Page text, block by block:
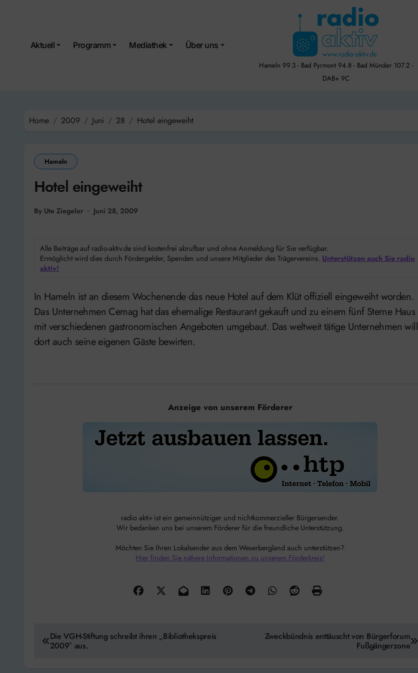
Aktuell Programm Mediathek Über uns
Hameln 99.3 - Bad Pyrmont 94.8 - Bad Münder 107.2 -
DAB+ 9C
Home 2009 Juni 28 Hotel eingeweiht
Hameln
Hotel eingeweiht
By Ute Ziegeler Juni 28, 2009
Alle Beiträge auf radio-aktiv.de sind kostenfrei abrufbar und ohne Anmeldung für Sie verfügbar.
Ermöglicht wird dies durch Fördergelder, Spenden und unsere Mitglieder des Trägervereins. Unterstützen auch Sie radio
aktiv!
In Hameln ist an diesem Wochenende das neue Hotel auf dem Klüt offiziell eingeweiht worden.
Das Unternehmen Cemag hat das ehemalige Restaurant gekauft und zu einem fünf Sterne Haus
mit verschiedenen gastronomischen Angeboten umgebaut. Das weltweit tätige Unternehmen will
dort auch seine eigenen Gäste bewirten.
Anzeige von unserem Förderer
radio aktiv ist ein gemeinnütziger und nichtkommerzieller Bürgersender.
Wir bedanken uns bei unserem Förderer für die freundliche Unterstützung.
Möchten Sie Ihren Lokalsender aus dem Weserbergland auch unterstützen?
Hier finden Sie nähere Informationen zu unserem Förderkreis!
Beitragsnavigation
Die VGH-Stiftung schreibt ihren „Bibliothekspreis
2009″ aus.
Zweckbündnis enttäuscht von Bürgerforum
Fußgängerzone